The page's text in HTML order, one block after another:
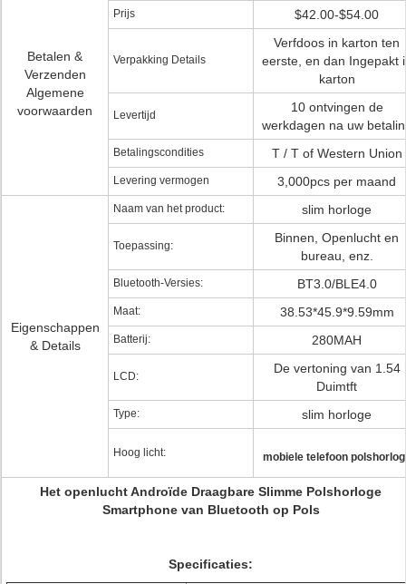
Betalen &
Verzenden
Algemene
voorwaarden
Prijs $42.00-$54.00
Verpakking Details
Verfdoos in karton ten
eerste, en dan Ingepakt
karton
Levertijd
10 ontvingen de
werkdagen na uw
Betalingscondities T / T of Western Union
Levering vermogen 3,000pcs per maand
Eigenschappen
& Details
Naam van het product: slim horloge
Toepassing:
Binnen, Openlucht en
bureau, enz.
Bluetooth-Versies: BT3.0/BLE4.0
Maat: 38.53*45.9*9.59mm
Batterij: 280MAH
LCD:
De vertoning van 1.54
Duimtft
Type: slim horloge
Hoog licht: mobiele telefoon
Het openlucht Androïde Draagbare Slimme Polshorloge
Smartphone van Bluetooth op Pols
Specificaties: